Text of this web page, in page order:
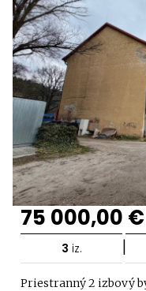
75 000,00 €
3 iz. |
Priestranný 2 izbový